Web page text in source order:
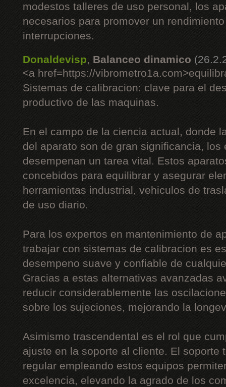
modestos talleres de uso personal, los
necesarios para promover un
interrupciones.
Donaldevisp, Balanceo dinamico
<a href=https://
Sistemas de calibracion: clave para el
productivo de las maquinas.
En el campo de la ciencia actual, donde
del aparato son de gran significancia, los
desempenan un tarea vital. Estos
concebidos para equilibrar y asegurar
herramientas industrial, vehiculos de
de uso diario.
Para los expertos en mantenimiento de
trabajar con sistemas de calibracion es
desempeno suave y confiable de
Gracias a estas alternativas avanzadas
reducir considerablemente las
sobre los sujeciones, mejorando la
Asimismo trascendental es el rol que
ajuste en la soporte al cliente. El soporte
regular empleando estos equipos
excelencia, elevando la agrado de los